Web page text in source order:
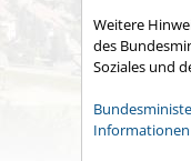
Weitere
des
Soziales und
Informationen